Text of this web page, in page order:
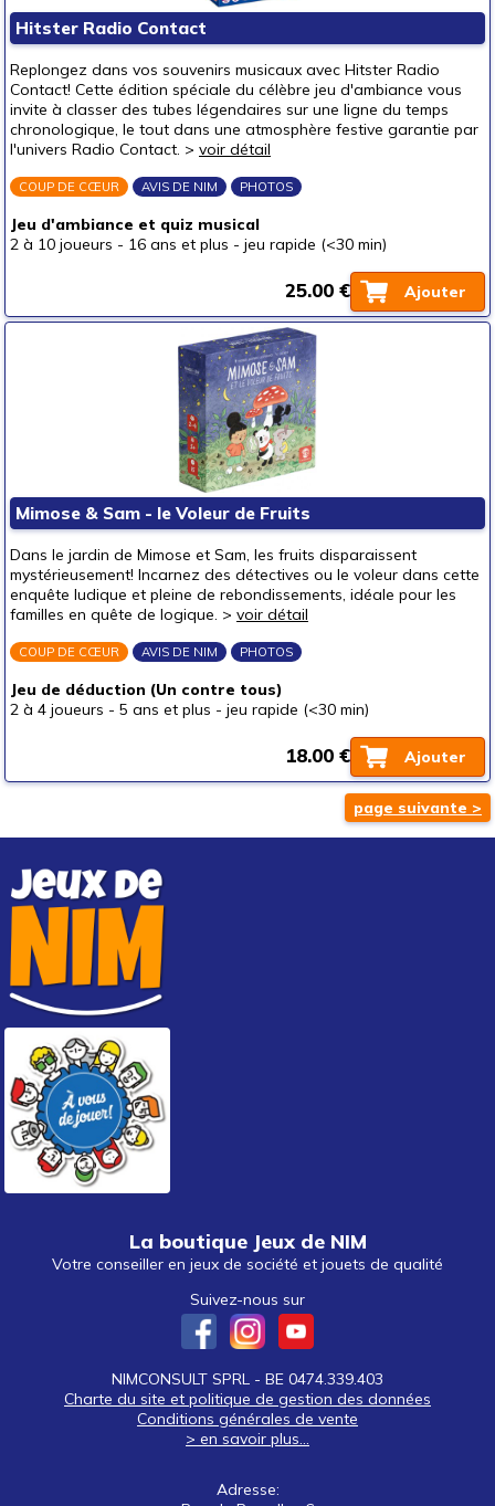
Hitster Radio Contact
Replongez dans vos souvenirs musicaux avec Hitster Radio
Contact! Cette édition spéciale du célèbre jeu d'ambiance vous
invite à classer des tubes légendaires sur une ligne du temps
chronologique, le tout dans une atmosphère festive garantie par
l'univers Radio Contact. > voir détail
COUP DE CŒUR AVIS DE NIM PHOTOS
Jeu d'ambiance et quiz musical
2 à 10 joueurs - 16 ans et plus - jeu rapide (<30 min)
Ajouter
25.00 €
Mimose & Sam - le Voleur de Fruits
Dans le jardin de Mimose et Sam, les fruits disparaissent
mystérieusement! Incarnez des détectives ou le voleur dans cette
enquête ludique et pleine de rebondissements, idéale pour les
familles en quête de logique. > voir détail
COUP DE CŒUR AVIS DE NIM PHOTOS
Jeu de déduction (Un contre tous)
2 à 4 joueurs - 5 ans et plus - jeu rapide (<30 min)
Ajouter
18.00 €
page suivante >
La boutique Jeux de NIM
Votre conseiller en jeux de société et jouets de qualité
Suivez-nous sur
NIMCONSULT SPRL - BE 0474.339.403
Charte du site et politique de gestion des données
Conditions générales de vente
> en savoir plus...
Adresse: